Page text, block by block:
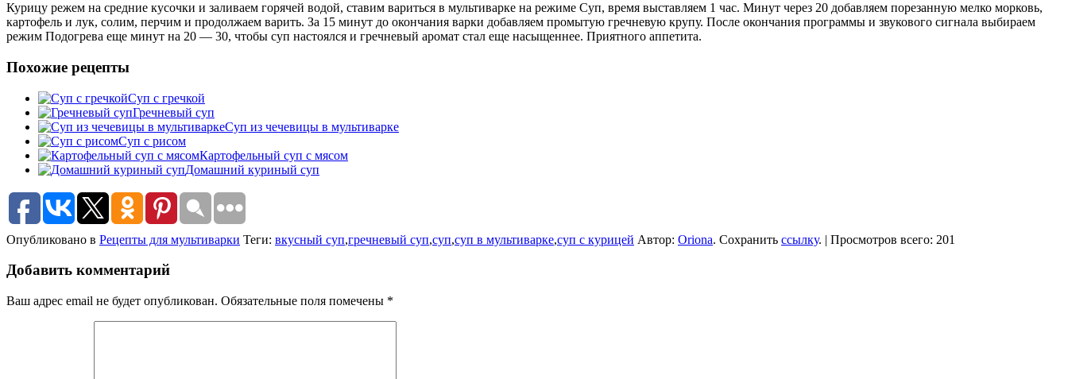
Курицу режем на средние кусочки и заливаем горячей водой, ставим вариться в мультиварке на режиме Суп, время выставляем 1 час. Минут через 20 добавляем порезанную мелко морковь,
картофель и лук, солим, перчим и продолжаем варить. За 15 минут до окончания варки добавляем промытую гречневую крупу. После окончания программы и звукового сигнала выбираем
режим Подогрева еще минут на 20 — 30, чтобы суп настоялся и гречневый аромат стал еще насыщеннее. Приятного аппетита.
Похожие рецепты
Суп с гречкой
Гречневый суп
Суп из чечевицы в мультиварке
Суп с рисом
Картофельный суп с мясом
Домашний куриный суп
Опубликовано в Рецепты для мультиварки Теги: вкусный суп,гречневый суп,суп,суп в мультиварке,суп с курицей Автор: Oriona. Сохранить ссылку. | Просмотров всего: 201
Добавить комментарий
Ваш адрес email не будет опубликован. Обязательные поля помечены *